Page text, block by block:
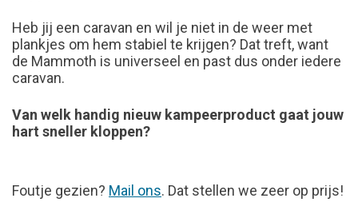
Heb jij een caravan en wil je niet in de weer met
plankjes om hem stabiel te krijgen? Dat treft, want
de Mammoth is universeel en past dus onder iedere
caravan.
Van welk handig nieuw kampeerproduct gaat jouw
hart sneller kloppen?
FOUTJE
GEZIEN?
Foutje gezien? Mail ons. Dat stellen we zeer op prijs!